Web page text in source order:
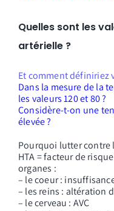
Quelles sont les
artérielle ?
Et comment définiriez
Dans la mesure de la
les valeurs 120 et 80 ?
Considère-t-on une
élevée ?
Pourquoi lutter contre
HTA = facteur de
organes :
– le coeur :
– les reins : altération
– le cerveau : AVC